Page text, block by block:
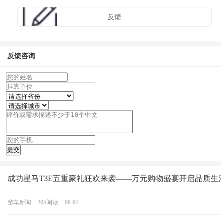
反馈
反馈咨询
成功星马T3E五重豪礼狂欢来袭——万元购物盛宴开启品质生
整车新闻 205阅读 08-07